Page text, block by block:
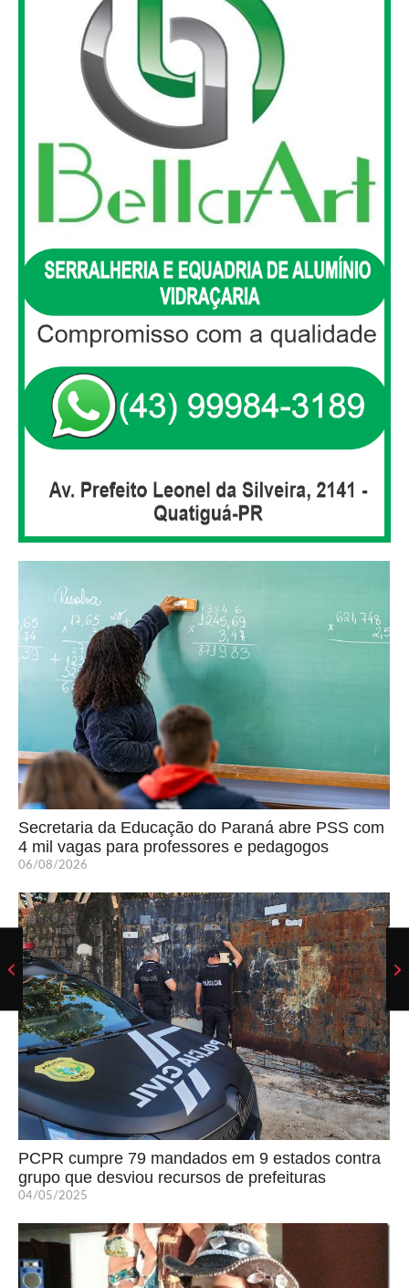
Secretaria da Educação do Paraná abre PSS com
4 mil vagas para professores e pedagogos
06/08/2026
PCPR cumpre 79 mandados em 9 estados contra
grupo que desviou recursos de prefeituras
04/05/2025